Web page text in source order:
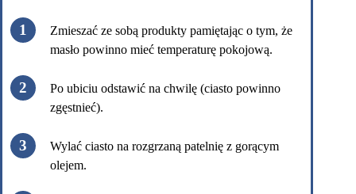
Zmieszać ze sobą produkty pamiętając o tym, że
masło powinno mieć temperaturę pokojową.
Po ubiciu odstawić na chwilę (ciasto powinno
zgęstnieć).
Wylać ciasto na rozgrzaną patelnię z gorącym
olejem.